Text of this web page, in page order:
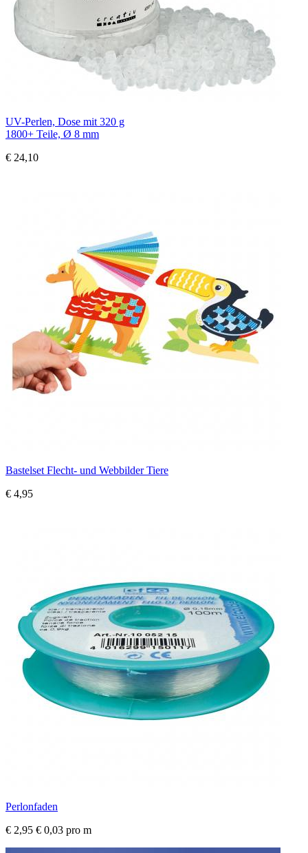
UV-Perlen, Dose mit 320 g
1800+ Teile, Ø 8 mm
€ 24,10
Bastelset Flecht- und Webbilder Tiere
€ 4,95
Perlonfaden
€ 2,95 € 0,03 pro m